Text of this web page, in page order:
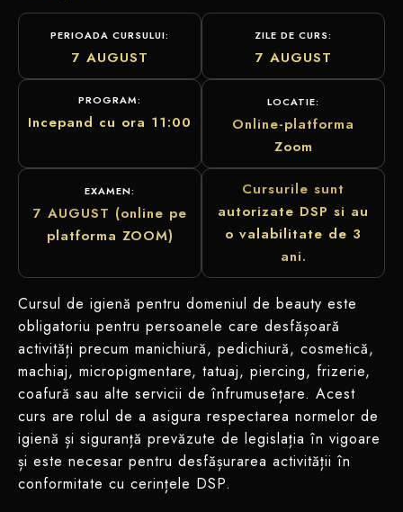
PERIOADA CURSULUI:
7 AUGUST
ZILE DE CURS:
7 AUGUST
PROGRAM:
Incepand cu ora 11:00
LOCATIE:
Online-platforma
Zoom
EXAMEN:
7 AUGUST (online pe
platforma ZOOM)
Cursurile sunt
autorizate DSP si au
o valabilitate de 3
ani.
Cursul de igienă pentru domeniul de beauty este
obligatoriu pentru persoanele care desfășoară
activități precum manichiură, pedichiură, cosmetică,
machiaj, micropigmentare, tatuaj, piercing, frizerie,
coafură sau alte servicii de înfrumusețare. Acest
curs are rolul de a asigura respectarea normelor de
igienă și siguranță prevăzute de legislația în vigoare
și este necesar pentru desfășurarea activității în
conformitate cu cerințele DSP.